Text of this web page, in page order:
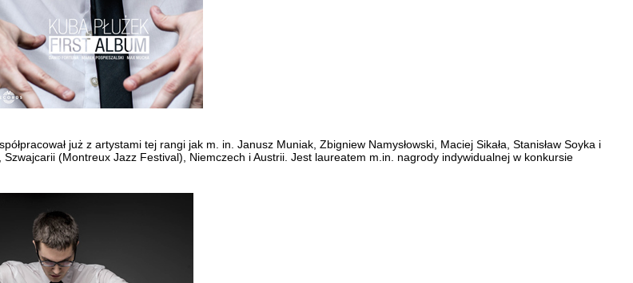
już z artystami tej rangi jak m. in. Janusz Muniak, Zbigniew Namysłowski, Maciej Sikała, Stanisław Soyka i
(Montreux Jazz Festival), Niemczech i Austrii. Jest laureatem m.in. nagrody indywidualnej w konkursie